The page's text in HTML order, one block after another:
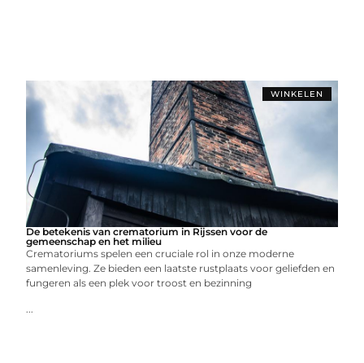
WINKELEN
De betekenis van crematorium in Rijssen voor de
gemeenschap en het milieu
Crematoriums spelen een cruciale rol in onze moderne
samenleving. Ze bieden een laatste rustplaats voor geliefden en
fungeren als een plek voor troost en bezinning
...